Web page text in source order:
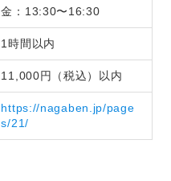
金：13:30〜16:30
1時間以内
11,000円（税込）以内
https://nagaben.jp/page
s/21/